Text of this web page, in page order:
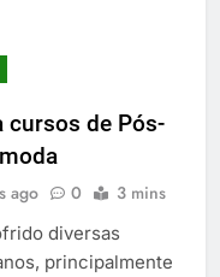
cursos de Pós-
ago 0 3 mins
diversas
principalmente